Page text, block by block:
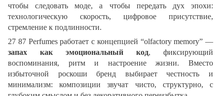
чтобы следовать моде, а чтобы передать дух эпохи:
технологическую скорость, цифровое присутствие,
стремление к подлинности.
27 87 Perfumes работает с концепцией “olfactory memory” —
запах как эмоциональный код, фиксирующий
воспоминания, ритм и настроение жизни. Вместо
избыточной роскоши бренд выбирает честность и
минимализм: композиции звучат чисто, структурно, с